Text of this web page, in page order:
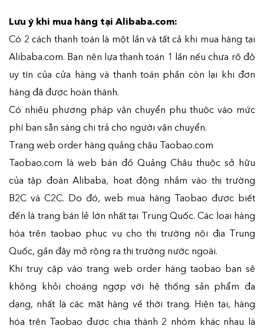
Lưu ý khi mua hàng tại Alibaba.com:
Có 2 cách thanh toán là một lần và tất cả khi mua hàng tại
Alibaba.com. Bạn nên lựa thanh toán 1 lần nếu chưa rõ độ
uy tín của cửa hàng và thanh toán phần còn lại khi đơn
hàng đã được hoàn thành.
Có nhiều phương pháp vận chuyển phụ thuộc vào mức
phí bạn sẵn sàng chi trả cho người vận chuyển.
Trang web order hàng quảng châu Taobao.com
Taobao.com là web bán đồ Quảng Châu thuộc sở hữu
của tập đoàn Alibaba, hoạt động nhắm vào thị trường
B2C và C2C. Do đó, web mua hàng Taobao được biết
đến là trang bán lẻ lớn nhất tại Trung Quốc. Các loại hàng
hóa trên taobao phục vụ cho thị trường nội địa Trung
Quốc, gần đây mở rộng ra thị trường nước ngoài.
Khi truy cập vào trang web order hàng taobao bạn sẽ
không khỏi choáng ngợp với hệ thống sản phẩm đa
dạng, nhất là các mặt hàng về thời trang. Hiện tại, hàng
hóa trên Taobao được chia thành 2 nhóm khác nhau là